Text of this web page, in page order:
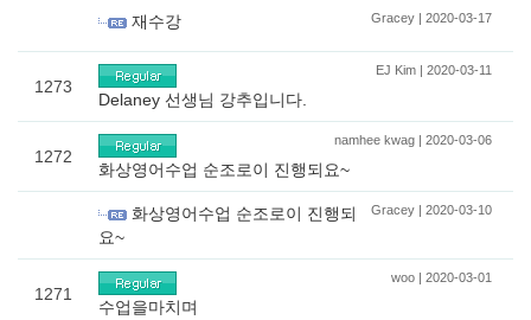
Gracey | 2020-03-17
재수강
1273
EJ Kim | 2020-03-11
Delaney 선생님 강추입니다.
1272
namhee kwag | 2020-03-06
화상영어수업 순조로이 진행되요~
Gracey | 2020-03-10
화상영어수업 순조로이 진행되
요~
1271
woo | 2020-03-01
수업을마치며